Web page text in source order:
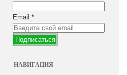
Email *
НАВИГАЦИЯ